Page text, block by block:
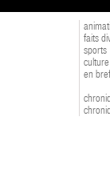
faits
sports
culture
en bref